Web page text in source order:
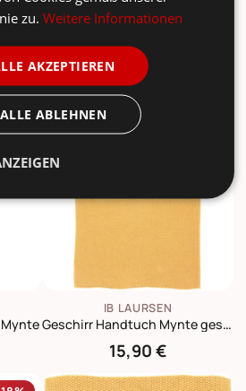
Topflappen Mynte gestrickt
6,90 €
-13%
Mynte
IB LAURSEN
Geschirr Handtuch Mynte gestrickt
15,90 €
zu. Weitere Informationen
AKZEPTIEREN
ALLE ABLEHNEN